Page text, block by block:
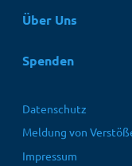
Über Uns
Spenden
Fußbereichsmenü
Datenschutz
Meldung von
Impressum